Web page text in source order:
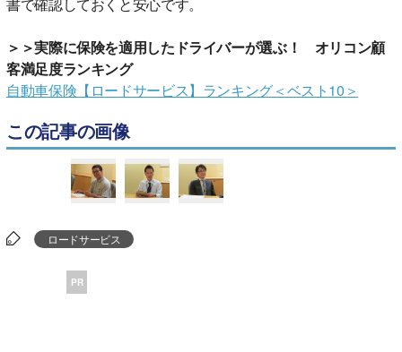
書で確認しておくと安心です。
＞＞実際に保険を適用したドライバーが選ぶ！ オリコン顧
客満足度ランキング
自動車保険【ロードサービス】ランキング＜ベスト10＞
この記事の画像
ロードサービス
PR